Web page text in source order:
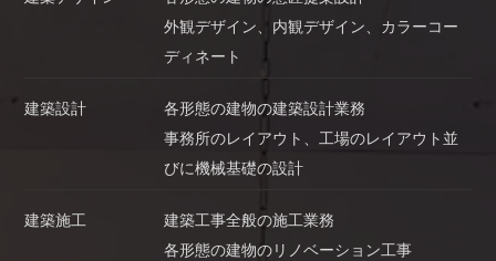
外観デザイン、内観デザイン、カラーコー
ディネート
建築設計
各形態の建物の建築設計業務
事務所のレイアウト、工場のレイアウト並
びに機械基礎の設計
建築施工
建築工事全般の施工業務
各形態の建物のリノベーション工事